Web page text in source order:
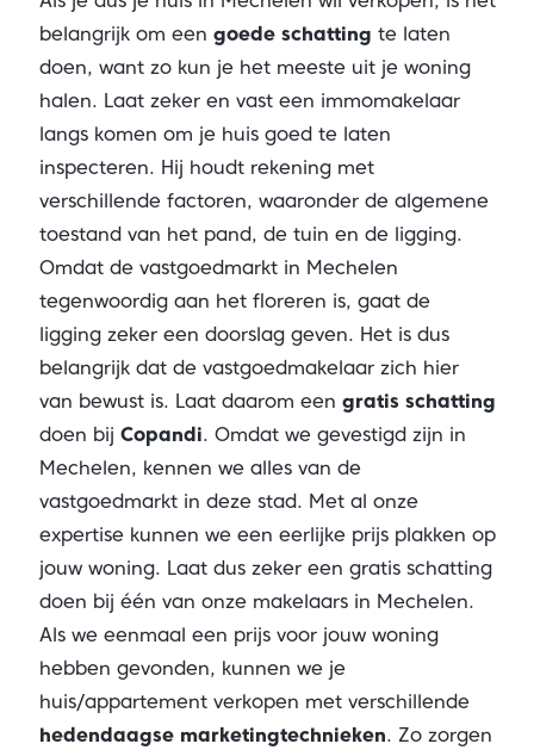
belangrijk om een goede schatting te laten
doen, want zo kun je het meeste uit je woning
halen. Laat zeker en vast een immomakelaar
langs komen om je huis goed te laten
inspecteren. Hij houdt rekening met
verschillende factoren, waaronder de algemene
toestand van het pand, de tuin en de ligging.
Omdat de vastgoedmarkt in Mechelen
tegenwoordig aan het floreren is, gaat de
ligging zeker een doorslag geven. Het is dus
belangrijk dat de vastgoedmakelaar zich hier
van bewust is. Laat daarom een gratis schatting
doen bij Copandi. Omdat we gevestigd zijn in
Mechelen, kennen we alles van de
vastgoedmarkt in deze stad. Met al onze
expertise kunnen we een eerlijke prijs plakken op
jouw woning. Laat dus zeker een gratis schatting
doen bij één van onze makelaars in Mechelen.
Als we eenmaal een prijs voor jouw woning
hebben gevonden, kunnen we je
huis/appartement verkopen met verschillende
hedendaagse marketingtechnieken. Zo zorgen